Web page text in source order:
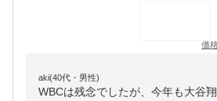
価
aki(40代・男性)
WBCは残念でしたが、今年も大谷